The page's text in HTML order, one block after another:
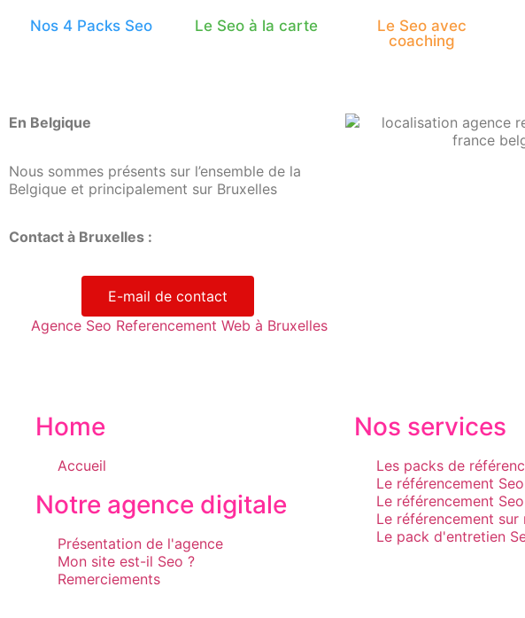
Nos 4 Packs Seo Le Seo à la carte
Le Seo avec
coaching
En Belgique
Nous sommes présents sur l’ensemble de la
Belgique et principalement sur Bruxelles
Contact à Bruxelles :
E-mail de contact
Agence Seo Referencement Web à Bruxelles
Home
Accueil
Notre agence digitale
Présentation de l'agence
Mon site est-il Seo ?
Remerciements
Nos services
Les packs de
Le référencement
Le référencement
Le référencement sur
Le pack d'entretien